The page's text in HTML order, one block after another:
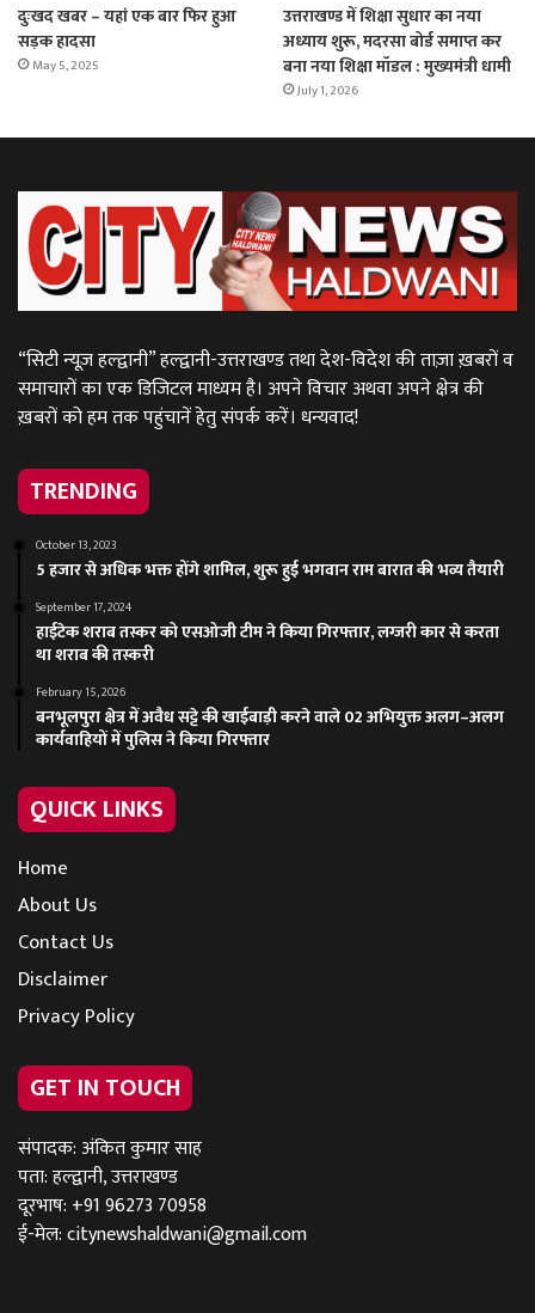
दुःखद खबर – यहां एक बार फिर हुआ
सड़क हादसा
May 5, 2025
उत्तराखण्ड में शिक्षा सुधार का नया
अध्याय शुरू, मदरसा बोर्ड समाप्त कर
बना नया शिक्षा मॉडल : मुख्यमंत्री धामी
July 1, 2026
“सिटी न्यूज़ हल्द्वानी” हल्द्वानी-उत्तराखण्ड तथा देश-विदेश की ताज़ा ख़बरों व
समाचारों का एक डिजिटल माध्यम है। अपने विचार अथवा अपने क्षेत्र की
ख़बरों को हम तक पहुंचानें हेतु संपर्क करें। धन्यवाद!
TRENDING
October 13, 2023
5 हजार से अधिक भक्त होंगे शामिल, शुरू हुई भगवान राम बारात की भव्य तैयारी
September 17, 2024
हाईटेक शराब तस्कर को एसओजी टीम ने किया गिरफ्तार, लग्जरी कार से करता
था शराब की तस्करी
February 15, 2026
बनभूलपुरा क्षेत्र में अवैध सट्टे की खाईबाड़ी करने वाले 02 अभियुक्त अलग–अलग
कार्यवाहियों में पुलिस ने किया गिरफ्तार
QUICK LINKS
Home
About Us
Contact Us
Disclaimer
Privacy Policy
GET IN TOUCH
संपादक: अंकित कुमार साह
पता: हल्द्वानी, उत्तराखण्ड
दूरभाष: +91 96273 70958
ई-मेल:citynewshaldwani@gmail.com